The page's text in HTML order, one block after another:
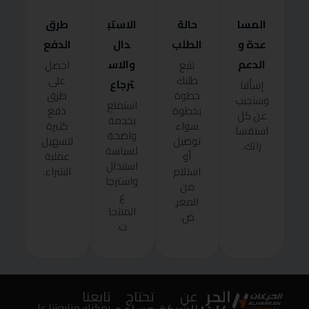
المسا
عدة و
الدعم
إسألنا
وسنجيب
عن كل
استفسا
راتك.
حالة
الطلب
تتبع
طلبك
خطوة
بخطوة
سواء
توصيل
أو
استلام
من
المعر
ض.
الاستب
دال
والاس
ترجاع
استمتع
بخدمة
واضحة
لسياسة
استبدال
واسترجا
ع
المنتجا
ت.
طرق
الدفع
احصل
على
طرق
دفع
كثيرة
لتسهيل
عملية
الشراء.
الحر عن تحتاج تابعنا